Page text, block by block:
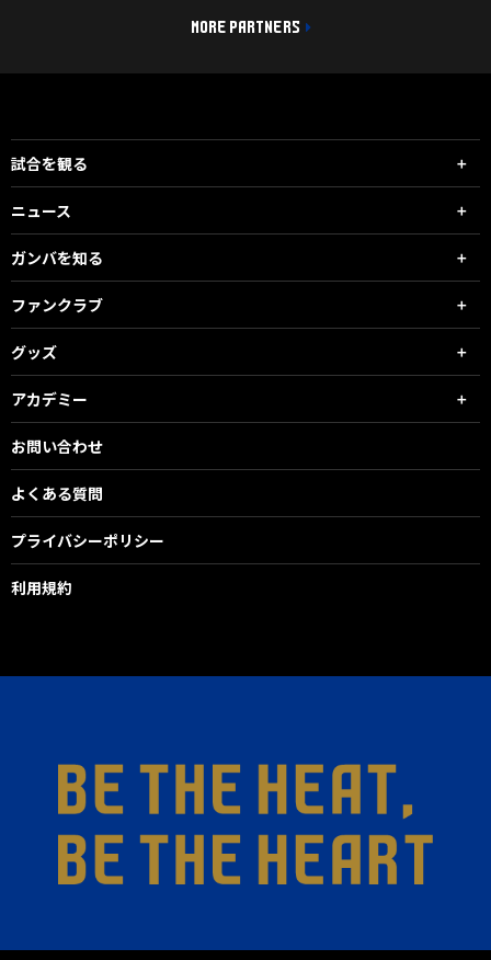
MORE PARTNERS
試合を観る
ニュース
ガンバを知る
ファンクラブ
グッズ
アカデミー
お問い合わせ
よくある質問
プライバシーポリシー
利用規約